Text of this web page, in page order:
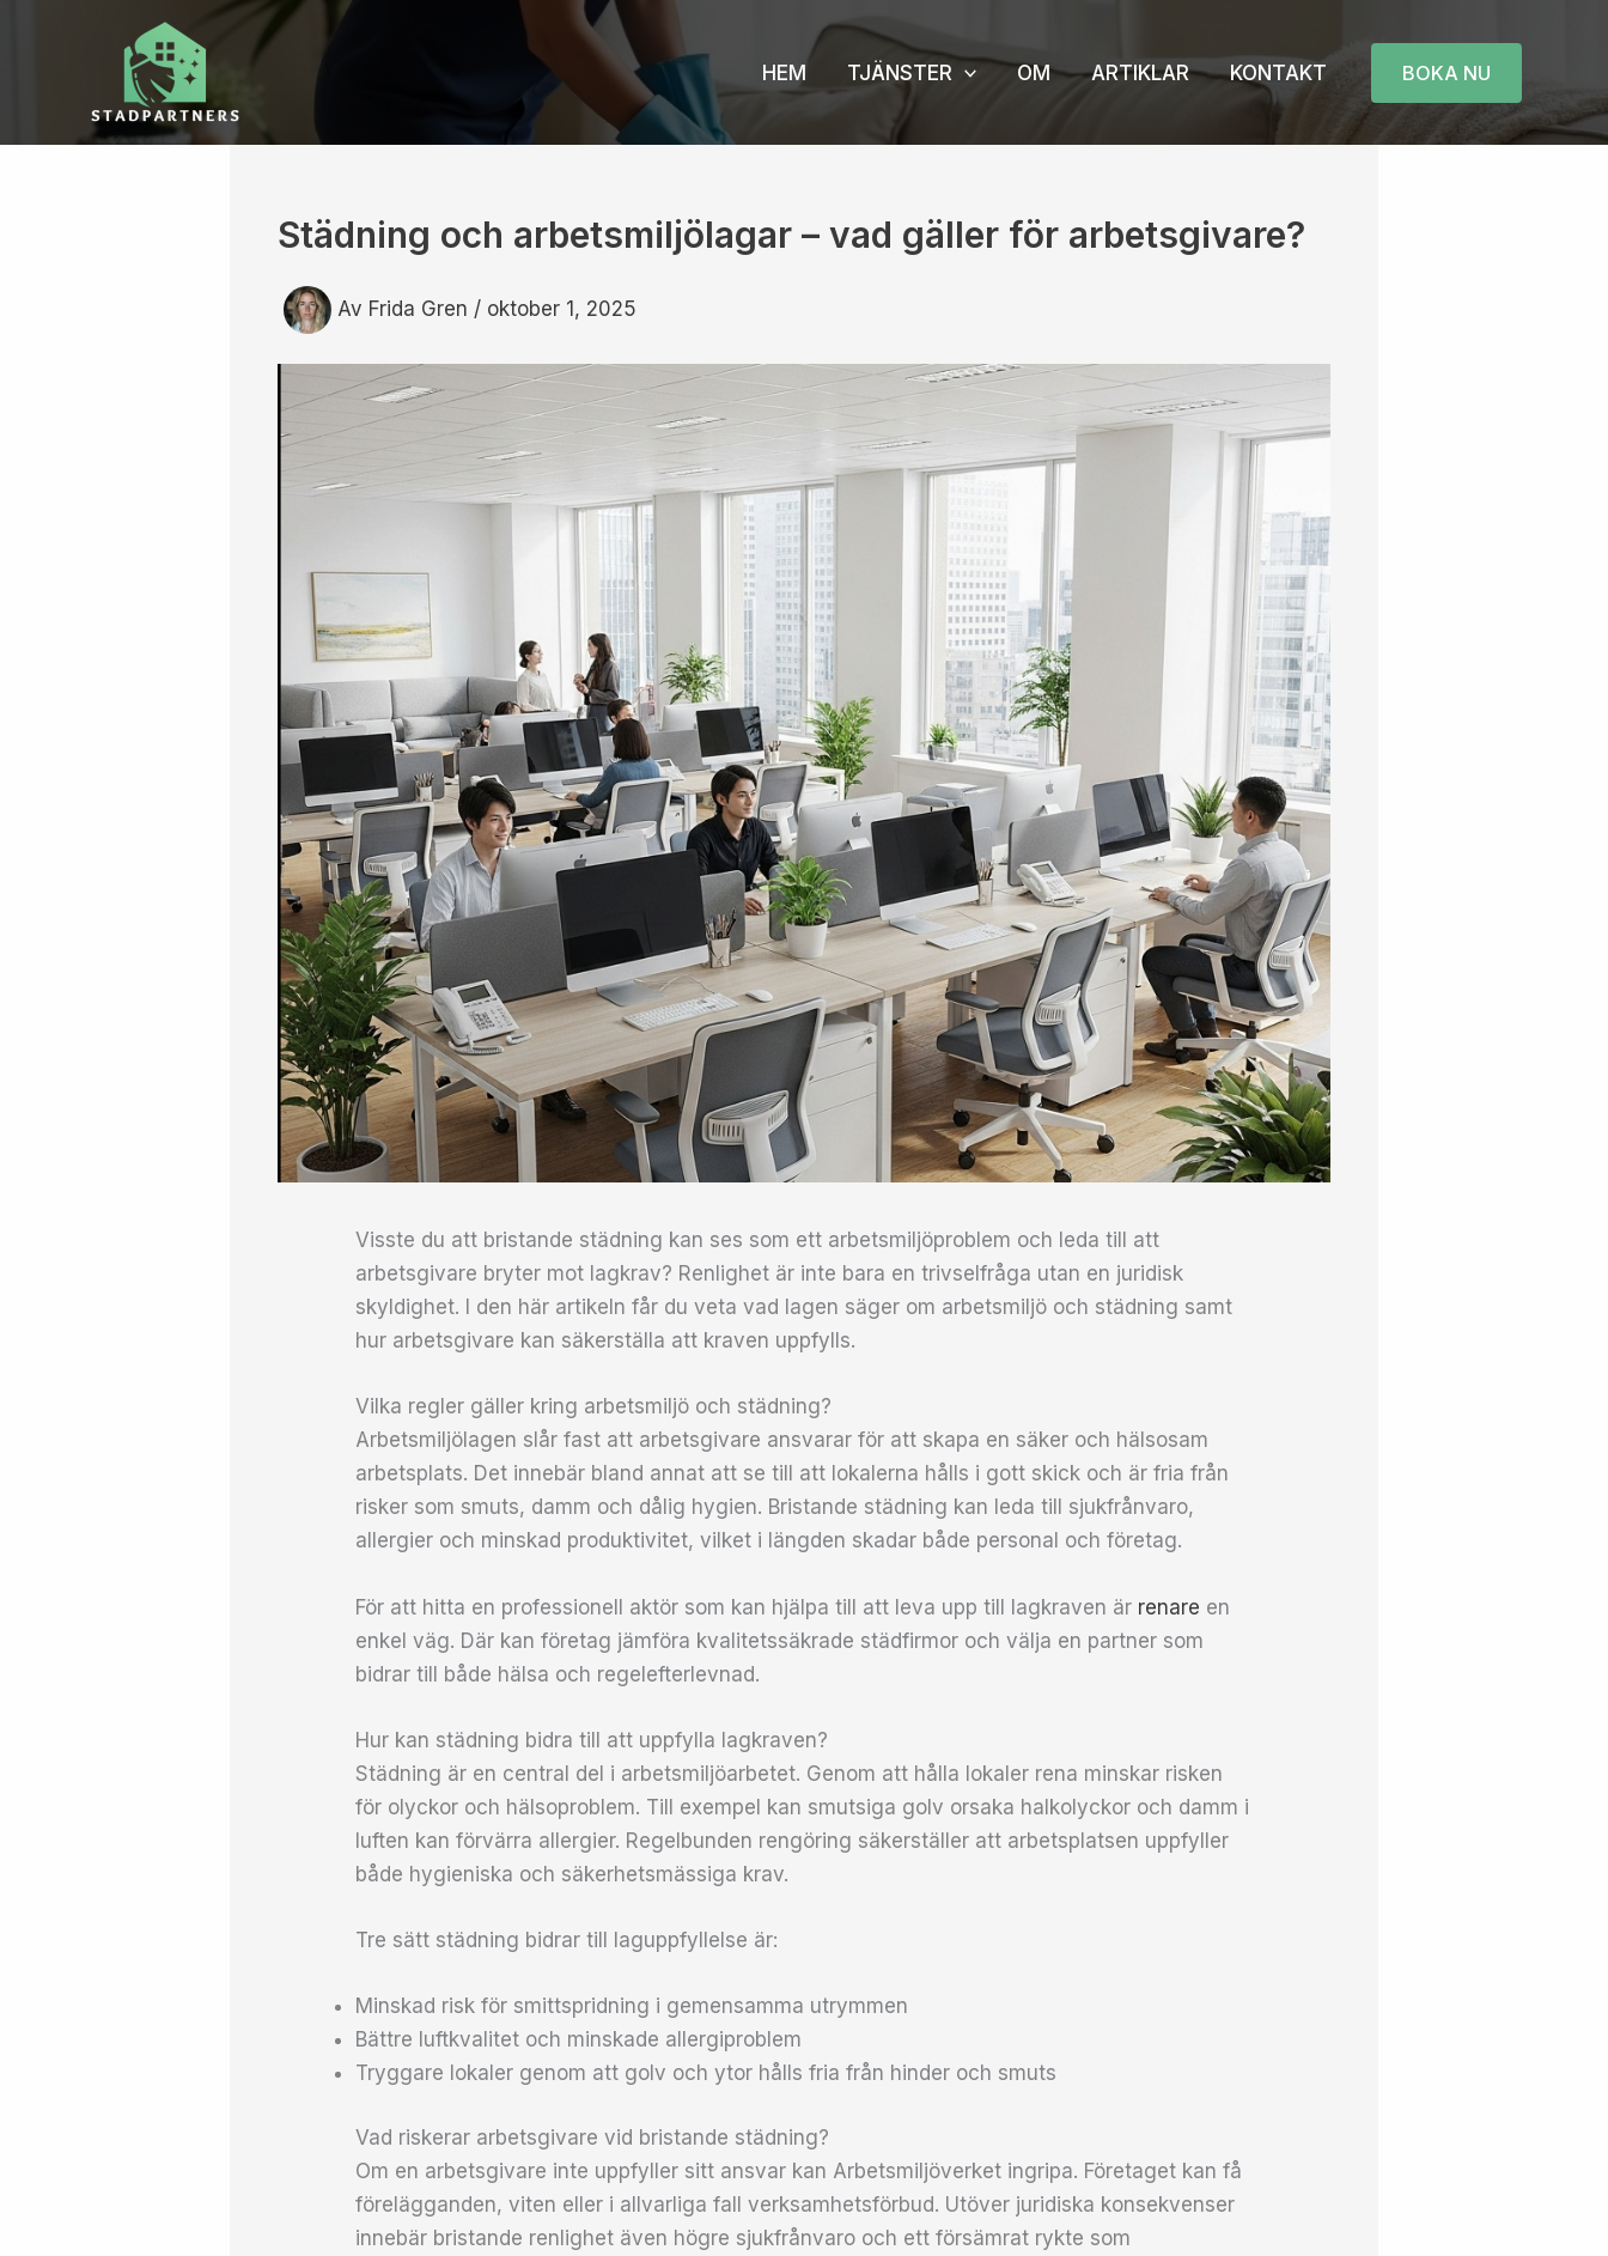
HEM TJÄNSTER OM ARTIKLAR KONTAKT BOKA NU
Städning och arbetsmiljölagar – vad gäller för arbetsgivare?
Av Frida Gren / oktober 1, 2025
Visste du att bristande städning kan ses som ett arbetsmiljöproblem och leda till att
arbetsgivare bryter mot lagkrav? Renlighet är inte bara en trivselfråga utan en juridisk
skyldighet. I den här artikeln får du veta vad lagen säger om arbetsmiljö och städning samt
hur arbetsgivare kan säkerställa att kraven uppfylls.
Vilka regler gäller kring arbetsmiljö och städning?
Arbetsmiljölagen slår fast att arbetsgivare ansvarar för att skapa en säker och hälsosam
arbetsplats. Det innebär bland annat att se till att lokalerna hålls i gott skick och är fria från
risker som smuts, damm och dålig hygien. Bristande städning kan leda till sjukfrånvaro,
allergier och minskad produktivitet, vilket i längden skadar både personal och företag.
För att hitta en professionell aktör som kan hjälpa till att leva upp till lagkraven är renare en
enkel väg. Där kan företag jämföra kvalitetssäkrade städfirmor och välja en partner som
bidrar till både hälsa och regelefterlevnad.
Hur kan städning bidra till att uppfylla lagkraven?
Städning är en central del i arbetsmiljöarbetet. Genom att hålla lokaler rena minskar risken
för olyckor och hälsoproblem. Till exempel kan smutsiga golv orsaka halkolyckor och damm i
luften kan förvärra allergier. Regelbunden rengöring säkerställer att arbetsplatsen uppfyller
både hygieniska och säkerhetsmässiga krav.
Tre sätt städning bidrar till laguppfyllelse är:
Minskad risk för smittspridning i gemensamma utrymmen
Bättre luftkvalitet och minskade allergiproblem
Tryggare lokaler genom att golv och ytor hålls fria från hinder och smuts
Vad riskerar arbetsgivare vid bristande städning?
Om en arbetsgivare inte uppfyller sitt ansvar kan Arbetsmiljöverket ingripa. Företaget kan få
förelägganden, viten eller i allvarliga fall verksamhetsförbud. Utöver juridiska konsekvenser
innebär bristande renlighet även högre sjukfrånvaro och ett försämrat rykte som